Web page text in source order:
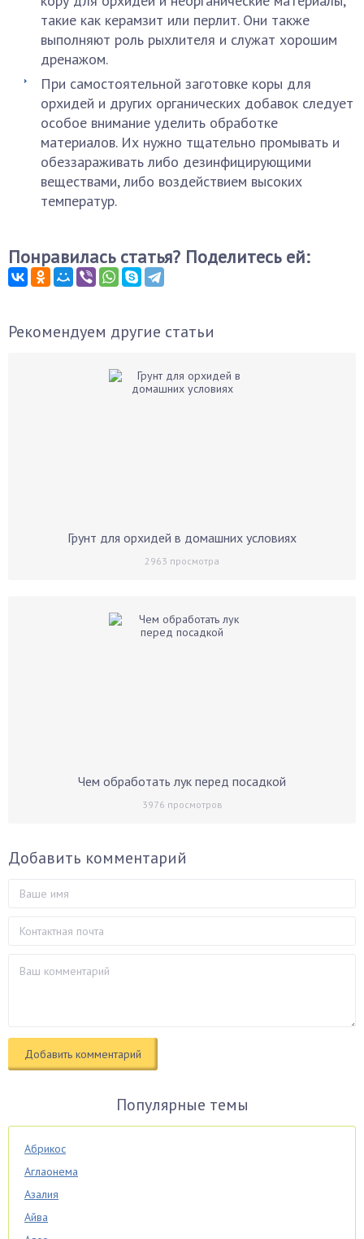
такие как керамзит или перлит. Они также
выполняют роль рыхлителя и служат хорошим
дренажом.
При самостоятельной заготовке коры для
орхидей и других органических добавок следует
особое внимание уделить обработке
материалов. Их нужно тщательно промывать и
обеззараживать либо дезинфицирующими
веществами, либо воздействием высоких
температур.
Понравилась статья? Поделитесь ей:
Рекомендуем другие статьи
Грунт для орхидей в домашних условиях
2963 просмотра
Чем обработать лук перед посадкой
3976 просмотров
Добавить комментарий
Популярные темы
Абрикос
Аглаонема
Азалия
Айва